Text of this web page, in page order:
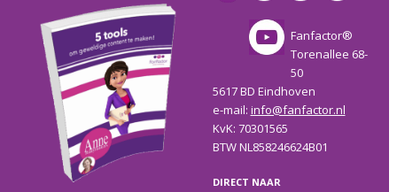
Fanfactor®
Torenallee 68-
50
5617 BD Eindhoven
e-mail: info@fanfactor.nl
KvK: 70301565
BTW NL858246624B01
DIRECT NAAR